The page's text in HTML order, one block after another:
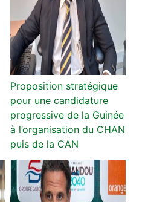
Proposition stratégique
pour une candidature
progressive de la Guinée
à l’organisation du CHAN
puis de la CAN